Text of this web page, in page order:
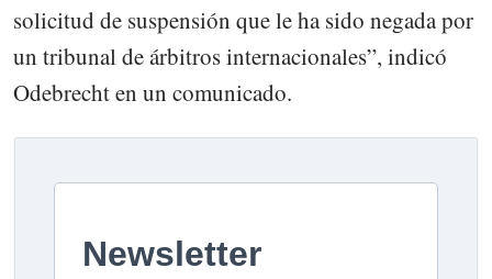
solicitud de suspensión que le ha sido negada por
un tribunal de árbitros internacionales”, indicó
Odebrecht en un comunicado.